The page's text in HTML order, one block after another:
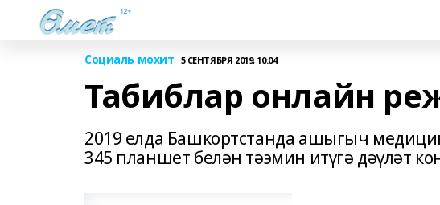
Социаль мохит 5 СЕНТЯБРЯ 2019, 10:04
Табиблар онлайн
2019 елда Башкортстанда ашыгыч
345 планшет белән тәэмин итүгә дәүләт